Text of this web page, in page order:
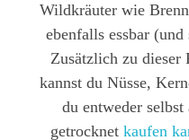
Wildkräuter wie
ebenfalls essbar
Zusätzlich zu dieser
kannst du Nüsse,
du entweder
getrocknet kaufen